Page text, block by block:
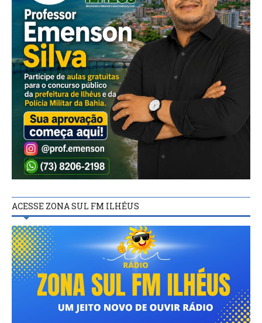
ACESSE ZONA SUL FM ILHÉUS